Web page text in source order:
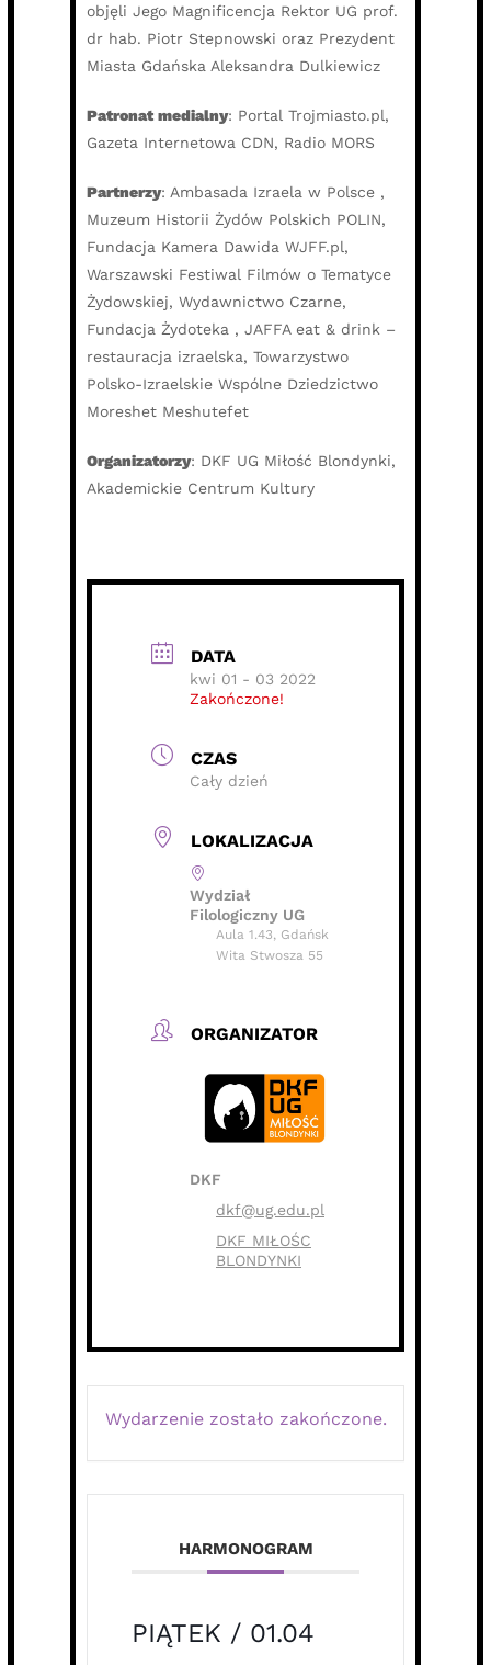
objęli Jego Magnificencja Rektor UG prof.
dr hab. Piotr Stepnowski oraz Prezydent
Miasta Gdańska Aleksandra Dulkiewicz
Patronat medialny: Portal Trojmiasto.pl,
Gazeta Internetowa CDN, Radio MORS
Partnerzy: Ambasada Izraela w Polsce ,
Muzeum Historii Żydów Polskich POLIN,
Fundacja Kamera Dawida WJFF.pl,
Warszawski Festiwal Filmów o Tematyce
Żydowskiej, Wydawnictwo Czarne,
Fundacja Żydoteka , JAFFA eat & drink –
restauracja izraelska, Towarzystwo
Polsko-Izraelskie Wspólne Dziedzictwo
Moreshet Meshutefet
Organizatorzy: DKF UG Miłość Blondynki,
Akademickie Centrum Kultury
DATA
kwi 01 - 03 2022
Zakończone!
CZAS
Cały dzień
LOKALIZACJA
Wydział
Filologiczny UG
Aula 1.43, Gdańsk
Wita Stwosza 55
ORGANIZATOR
DKF
dkf@ug.edu.pl
DKF MIŁOŚC
BLONDYNKI
Wydarzenie zostało zakończone.
HARMONOGRAM
PIĄTEK / 01.04